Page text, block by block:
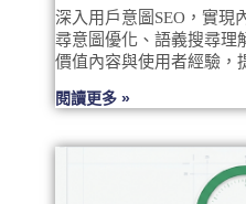
深入用戶意圖SEO，實現
尋意圖優化、語義搜尋理
價值內容與使用者經驗，
閱讀更多 »